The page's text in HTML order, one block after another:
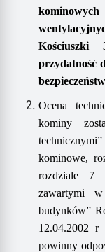
przydatność
Ocena
kominy
kominowe,
rozdziale 7
zawartymi
budynków”
12.04.2002 r
powinny